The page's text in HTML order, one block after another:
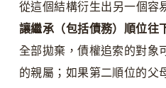
從這個結構衍生出另一個
讓繼承（包括債務）順位往
全部拋棄，債權追索的對象
的親屬；如果第二順位的父